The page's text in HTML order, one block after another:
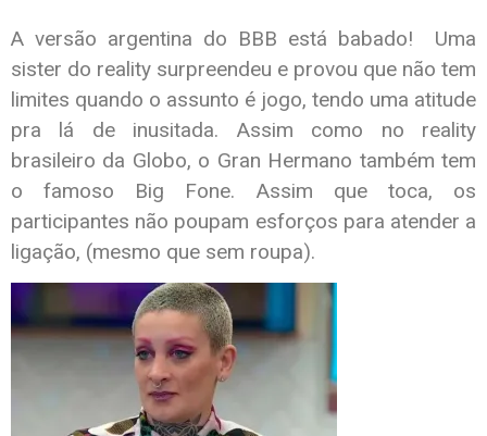
A versão argentina do BBB está babado! Uma
sister do reality surpreendeu e provou que não tem
limites quando o assunto é jogo, tendo uma atitude
pra lá de inusitada. Assim como no reality
brasileiro da Globo, o Gran Hermano também tem
o famoso Big Fone. Assim que toca, os
participantes não poupam esforços para atender a
ligação, (mesmo que sem roupa).